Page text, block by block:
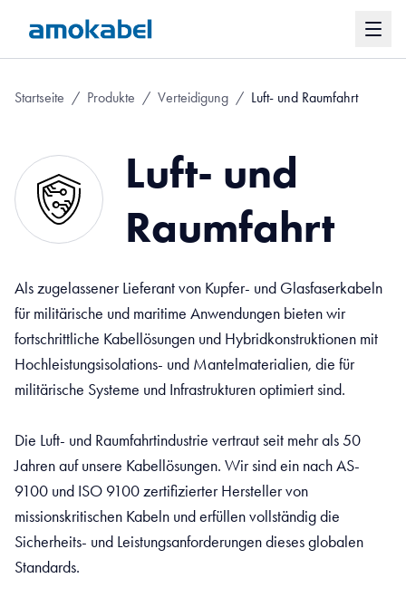
Startseite / Produkte / Verteidigung / Luft- und Raumfahrt
Luft- und
Raumfahrt
Als zugelassener Lieferant von Kupfer- und Glasfaserkabeln
für militärische und maritime Anwendungen bieten wir
fortschrittliche Kabellösungen und Hybridkonstruktionen mit
Hochleistungsisolations- und Mantelmaterialien, die für
militärische Systeme und Infrastrukturen optimiert sind.
Die Luft- und Raumfahrtindustrie vertraut seit mehr als 50
Jahren auf unsere Kabellösungen. Wir sind ein nach AS-
9100 und ISO 9100 zertifizierter Hersteller von
missionskritischen Kabeln und erfüllen vollständig die
Sicherheits- und Leistungsanforderungen dieses globalen
Standards.